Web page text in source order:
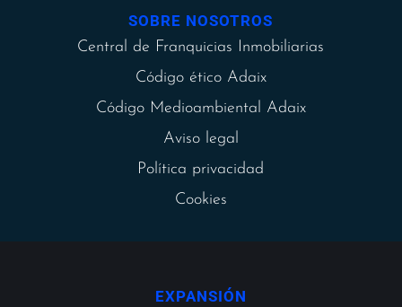
SOBRE NOSOTROS
Central de Franquicias Inmobiliarias
Código ético Adaix
Código Medioambiental Adaix
Aviso legal
Política privacidad
Cookies
EXPANSIÓN